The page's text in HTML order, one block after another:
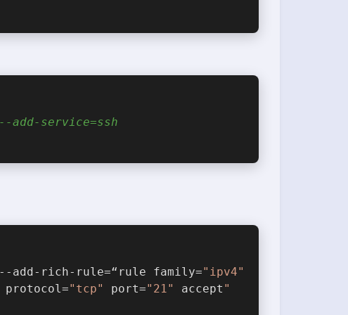
add-service=ssh
add-rich-rule=“rule family="ipv4"
"tcp" port="21" accept "